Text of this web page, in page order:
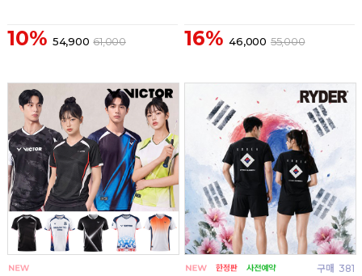
10% 54,900 61,000 16% 46,000 55,000
구매 381